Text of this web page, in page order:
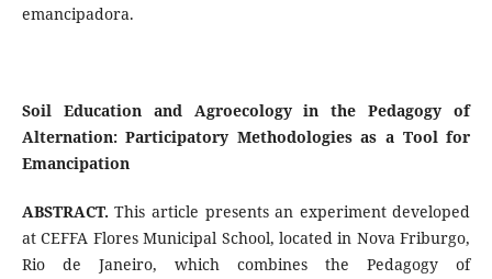
emancipadora.
Soil Education and Agroecology in the Pedagogy of
Alternation: Participatory Methodologies as a Tool for
Emancipation
ABSTRACT.This article presents an experiment developed
at CEFFA Flores Municipal School, located in Nova Friburgo,
Rio de Janeiro, which combines the Pedagogy of